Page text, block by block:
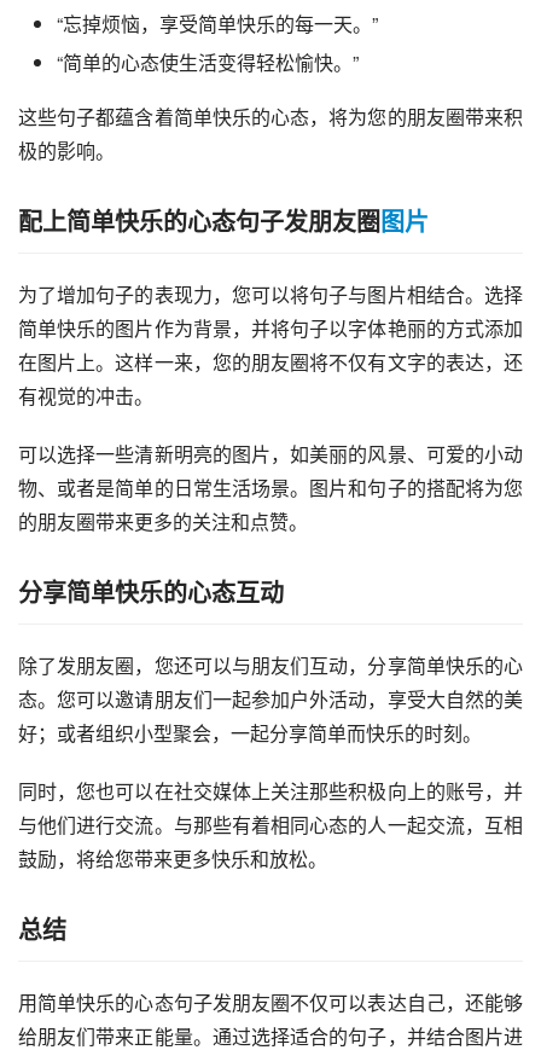
“忘掉烦恼，享受简单快乐的每一天。”
“简单的心态使生活变得轻松愉快。”
这些句子都蕴含着简单快乐的心态，将为您的朋友圈带来积
极的影响。
配上简单快乐的心态句子发朋友圈图片
为了增加句子的表现力，您可以将句子与图片相结合。选择
简单快乐的图片作为背景，并将句子以字体艳丽的方式添加
在图片上。这样一来，您的朋友圈将不仅有文字的表达，还
有视觉的冲击。
可以选择一些清新明亮的图片，如美丽的风景、可爱的小动
物、或者是简单的日常生活场景。图片和句子的搭配将为您
的朋友圈带来更多的关注和点赞。
分享简单快乐的心态互动
除了发朋友圈，您还可以与朋友们互动，分享简单快乐的心
态。您可以邀请朋友们一起参加户外活动，享受大自然的美
好；或者组织小型聚会，一起分享简单而快乐的时刻。
同时，您也可以在社交媒体上关注那些积极向上的账号，并
与他们进行交流。与那些有着相同心态的人一起交流，互相
鼓励，将给您带来更多快乐和放松。
总结
用简单快乐的心态句子发朋友圈不仅可以表达自己，还能够
给朋友们带来正能量。通过选择适合的句子，并结合图片进